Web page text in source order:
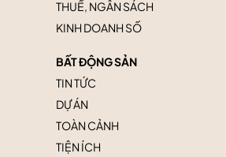
THUẾ, NGÂN SÁCH
KINH DOANH SỐ
BẤT ĐỘNG SẢN
TIN TỨC
DỰ ÁN
TOÀN CẢNH
TIỆN ÍCH